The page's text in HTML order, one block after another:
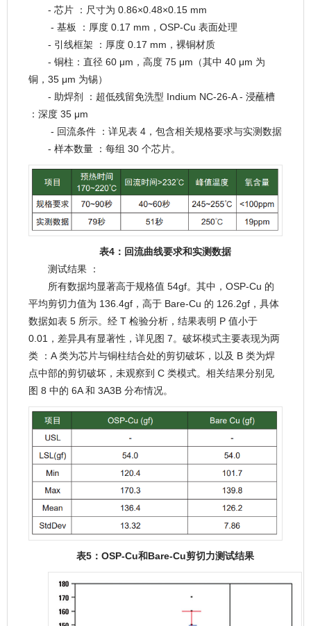
- 芯片 ：尺寸为 0.86×0.48×0.15 mm
- 基板 ：厚度 0.17 mm，OSP-Cu 表面处理
- 引线框架 ：厚度 0.17 mm，裸铜材质
- 铜柱：直径 60 μm，高度 75 μm（其中 40 μm 为
铜，35 μm 为锡）
- 助焊剂 ：超低残留免洗型 Indium NC-26-A - 浸蘸槽
：深度 35 μm
- 回流条件 ：详见表 4，包含相关规格要求与实测数据
- 样本数量 ：每组 30 个芯片。
表4：回流曲线要求和实测数据
测试结果 ：
所有数据均显著高于规格值 54gf。其中，OSP-Cu 的
平均剪切力值为 136.4gf，高于 Bare-Cu 的 126.2gf，具体
数据如表 5 所示。经 T 检验分析，结果表明 P 值小于
0.01，差异具有显著性，详见图 7。破坏模式主要表现为两
类 ：A 类为芯片与铜柱结合处的剪切破坏，以及 B 类为焊
点中部的剪切破坏，未观察到 C 类模式。相关结果分别见
图 8 中的 6A 和 3A3B 分布情况。
表5：OSP-Cu和Bare-Cu剪切力测试结果